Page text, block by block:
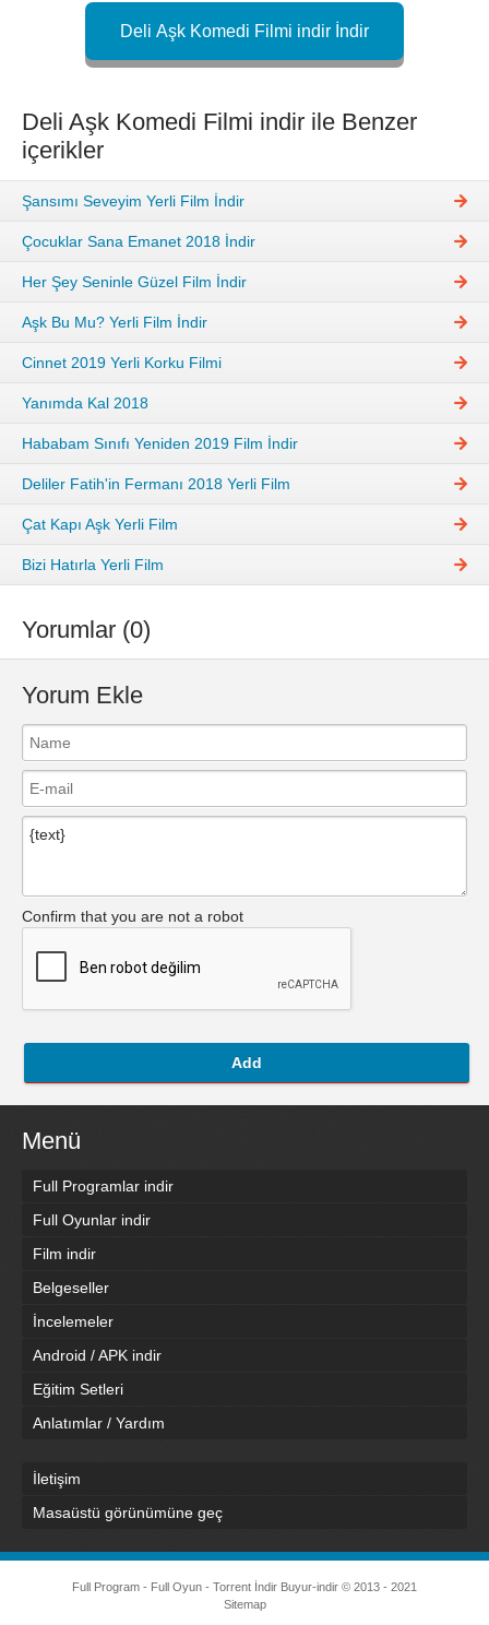
Deli Aşk Komedi Filmi indir İndir
Deli Aşk Komedi Filmi indir ile Benzer
içerikler
Şansımı Seveyim Yerli Film İndir
Çocuklar Sana Emanet 2018 İndir
Her Şey Seninle Güzel Film İndir
Aşk Bu Mu? Yerli Film İndir
Cinnet 2019 Yerli Korku Filmi
Yanımda Kal 2018
Hababam Sınıfı Yeniden 2019 Film İndir
Deliler Fatih'in Fermanı 2018 Yerli Film
Çat Kapı Aşk Yerli Film
Bizi Hatırla Yerli Film
Yorumlar (0)
Yorum Ekle
Confirm that you are not a robot
Add
Menü
Full Programlar indir
Full Oyunlar indir
Film indir
Belgeseller
İncelemeler
Android / APK indir
Eğitim Setleri
Anlatımlar / Yardım
İletişim
Masaüstü görünümüne geç
Full Program - Full Oyun - Torrent İndir Buyur-indir © 2013 - 2021
Sitemap